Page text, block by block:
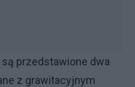
są przedstawione dwa
z grawitacyjnym